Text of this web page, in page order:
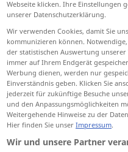
antippen)
escogidas flor y
Webseite klicken. Ihre Einstellungen
unserer Datenschutzerklärung.
Wir verwenden Cookies, damit Sie
kommunizieren können.
der statistischen Auswertung
immer auf Ihrem Endgerät
Werbung dienen, werden nur
Einverständnis geben. Klicken Sie
jederzeit für zukünftige Besuche
und den Anpassungsmöglichkeiten
Weitergehende Hinweise zu der
Hier finden Sie unser Impressum.
Wir und unsere Partner